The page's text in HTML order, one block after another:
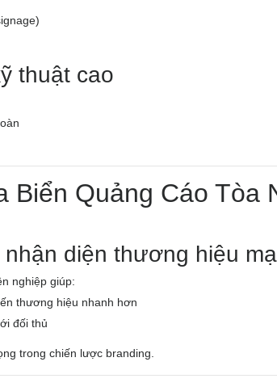
thuật cao
Biển Quảng Cáo Tòa
diện thương hiệu
nghiệp giúp:
thương hiệu nhanh hơn
đối thủ
trong chiến lược branding.